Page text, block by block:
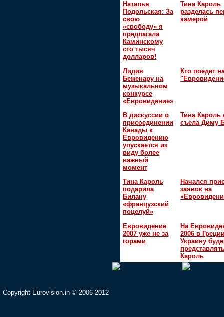
Наталья
Подольская: За
свою
«свободу» я
предлагала
Каминскому
сто тысяч
долларов!
Тина Кароль
разделась
камерой
Лидия
Беженару на
музыкальном
конкурсе
«Евровидение»
Кто поедет
В дискуссии о
присоединении
Канады к
Евровидению
упускается из
виду более
важный
момент
Тина Кароль
съела Диму
Тина Кароль
подарила
Билану
«французский
поцелуй»
Начался
заявок на
Евровидение
2007 уже не за
горами
На
2006 в
Украину
Кароль
Copyright Eurovision.in © 2006-2012